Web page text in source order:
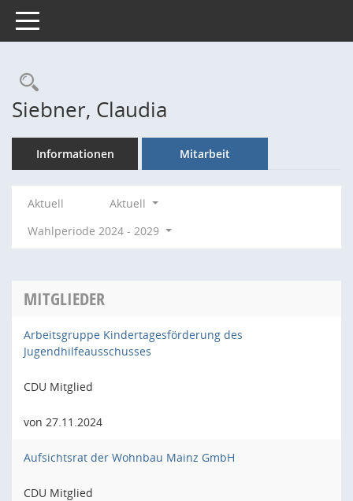
Toggle navigation
Rechercheauswahl
Siebner, Claudia
Informationen Mitarbeit
Aktuell
Aktuell
Wahlperiode 2024 - 2029
MITGLIEDER
Arbeitsgruppe Kindertagesförderung des
Jugendhilfeausschusses
CDU Mitglied
von 27.11.2024
Aufsichtsrat der Wohnbau Mainz GmbH
CDU Mitglied